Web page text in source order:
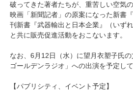
破ってきた著者たちが、重苦しい空気
映画「新聞記者」の原案になった新書
刊新書『武器輸出と日本企業』（いず
と共に販売促進活動をおこないます。
なお、6月12日（水）に望月衣塑子氏
ゴールデンラジオ」への出演を予定して
【パブリシティ、イベント予定】